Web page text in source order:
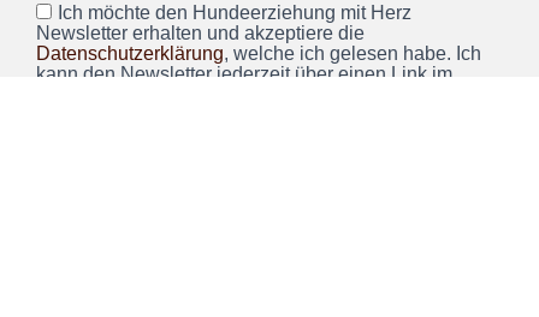
Ich möchte den Hundeerziehung mit Herz
Newsletter erhalten und akzeptiere die
Datenschutzerklärung, welche ich gelesen habe. Ich
kann den Newsletter jederzeit über einen Link im